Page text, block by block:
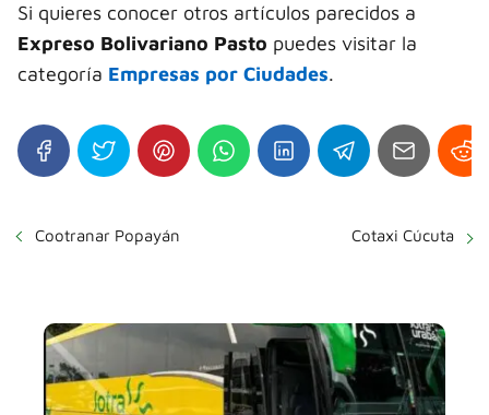
Si quieres conocer otros artículos parecidos a
Expreso Bolivariano Pasto puedes visitar la
categoría Empresas por Ciudades.
Cootranar Popayán Cotaxi Cúcuta